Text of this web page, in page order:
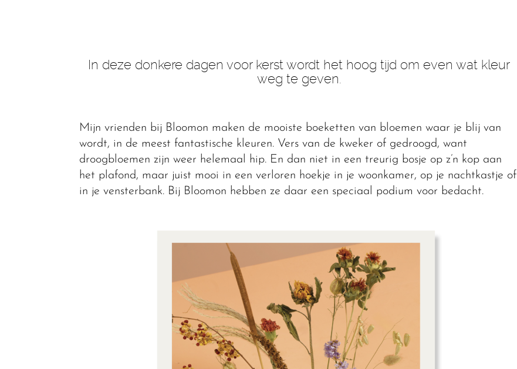
In deze donkere dagen voor kerst wordt het hoog tijd om even wat kleur
weg te geven.
Mijn vrienden bij Bloomon maken de mooiste boeketten van bloemen waar je blij van
wordt, in de meest fantastische kleuren. Vers van de kweker of gedroogd, want
droogbloemen zijn weer helemaal hip. En dan niet in een treurig bosje op z’n kop aan
het plafond, maar juist mooi in een verloren hoekje in je woonkamer, op je nachtkastje of
in je vensterbank. Bij Bloomon hebben ze daar een speciaal podium voor bedacht.